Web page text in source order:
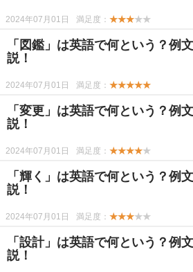
2024年07月01日 満足度： ★★★★★
「図鑑」は英語で何という？例
説！
2024年07月01日 満足度： ★★★★★
「変更」は英語で何という？例
説！
2024年07月01日 満足度： ★★★★★
「輝く」は英語で何という？例
説！
2024年07月01日 満足度： ★★★★★
「設計」は英語で何という？例
説！